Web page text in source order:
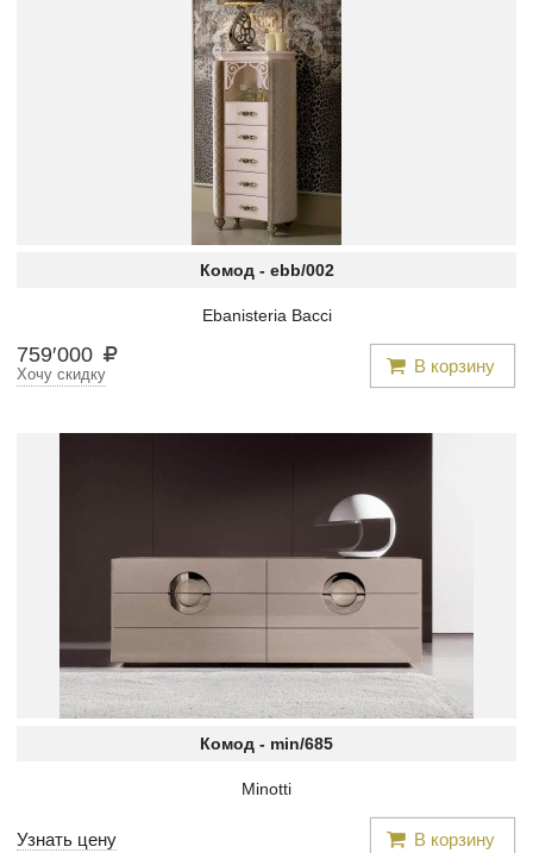
Комод - ebb/002
Ebanisteria Bacci
759′000 В корзину
Хочу скидку
Комод - min/685
Minotti
Узнать цену В корзину